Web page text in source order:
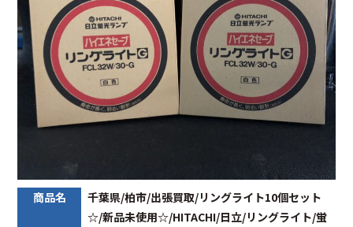
商品名
千葉県/柏市/出張買取/リングライト10個セット
☆/新品未使用☆/HITACHI/日立/リングライト/蛍